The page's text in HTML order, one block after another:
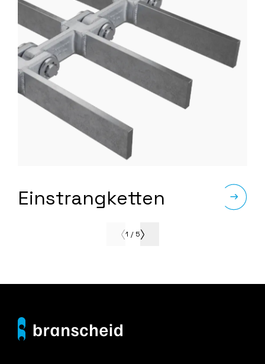
Einstrangketten
1 / 5